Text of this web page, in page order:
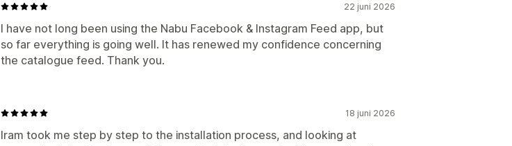
22 juni 2026
I have not long been using the Nabu Facebook & Instagram Feed app, but
so far everything is going well. It has renewed my confidence concerning
the catalogue feed. Thank you.
18 juni 2026
Iram took me step by step to the installation process, and looking at